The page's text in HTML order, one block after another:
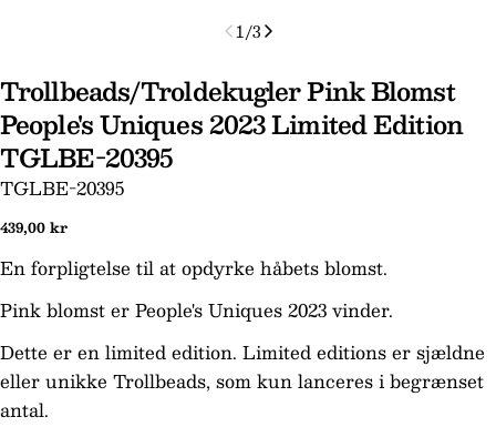
1/3
Trollbeads/Troldekugler Pink Blomst
People's Uniques 2023 Limited Edition
TGLBE-20395
SKU:
TGLBE-20395
Normal
439,00 kr
En forpligtelse til at opdyrke håbets blomst.
Pink blomst er People's Uniques 2023 vinder.
Dette er en limited edition. Limited editions er sjældne
eller unikke Trollbeads, som kun lanceres i begrænset
antal.
Din
email
Din
telefon
Din